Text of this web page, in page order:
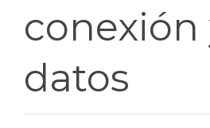
conexión
datos